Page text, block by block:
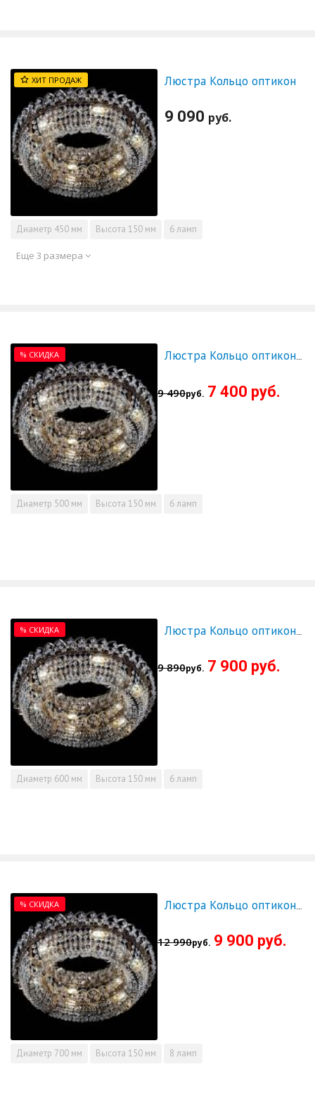
ХИТ ПРОДАЖ Люстра Кольцо оптикон
9 090 руб.
Диаметр 450 мм Высота 150 мм 6 ламп
Еще 3 размера
% СКИДКА Люстра Кольцо оптикон 500 - СКИДКА!!!
9 490руб. 7 400 руб.
Диаметр 500 мм Высота 150 мм 6 ламп
% СКИДКА
9 890руб. 7 900 руб.
Диаметр 600 мм Высота 150 мм 6 ламп
% СКИДКА
12 990руб. 9 900 руб.
Диаметр 700 мм Высота 150 мм 8 ламп